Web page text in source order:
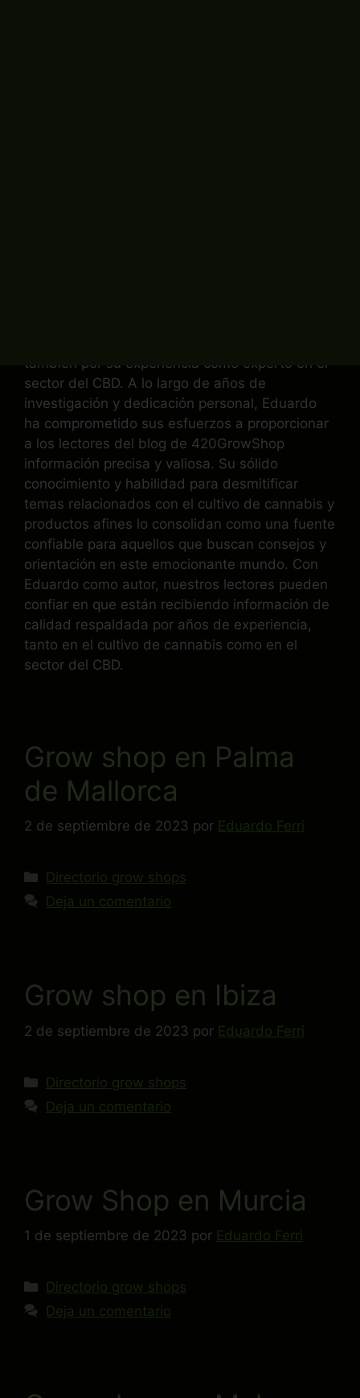
también por su experiencia como experto en el
sector del CBD. A lo largo de años de
investigación y dedicación personal, Eduardo
ha comprometido sus esfuerzos a proporcionar
a los lectores del blog de 420GrowShop
información precisa y valiosa. Su sólido
conocimiento y habilidad para desmitificar
temas relacionados con el cultivo de cannabis y
productos afines lo consolidan como una fuente
confiable para aquellos que buscan consejos y
orientación en este emocionante mundo. Con
Eduardo como autor, nuestros lectores pueden
confiar en que están recibiendo información de
calidad respaldada por años de experiencia,
tanto en el cultivo de cannabis como en el
sector del CBD.
Grow shop en Palma
de Mallorca
2 de septiembre de 2023 por Eduardo Ferri
Directorio grow shops
Deja un comentario
Grow shop en Ibiza
2 de septiembre de 2023 por Eduardo Ferri
Directorio grow shops
Deja un comentario
Grow Shop en Murcia
1 de septiembre de 2023 por Eduardo Ferri
Directorio grow shops
Deja un comentario